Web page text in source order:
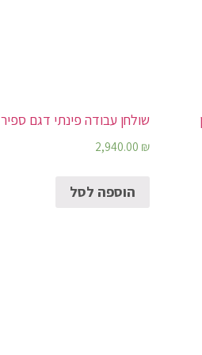
שולחן עבודה פינתי דגם ספיר
2,940.00 ₪
הוספה לסל